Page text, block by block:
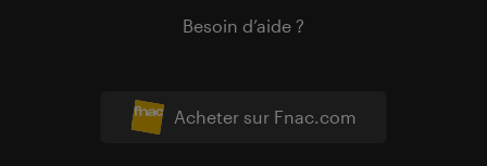
Acheter sur Fnac.com
Besoin d’aide ?